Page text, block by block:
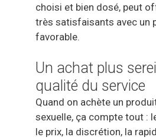
choisi et bien dosé, peut
très satisfaisants avec un
favorable.
Un achat plus
qualité du service
Quand on achète un
sexuelle, ça compte tout :
le prix, la discrétion, la